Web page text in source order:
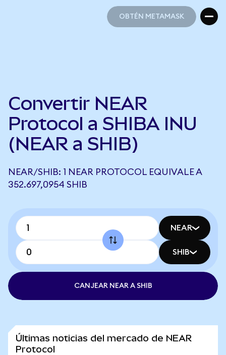
OBTÉN METAMASK
Convertir NEAR
Protocol a SHIBA INU
(NEAR a SHIB)
NEAR/SHIB: 1 NEAR PROTOCOL EQUIVALE A
352.697,0954 SHIB
NEAR
SHIB
CANJEAR NEAR A SHIB
Últimas noticias del mercado de NEAR
Protocol